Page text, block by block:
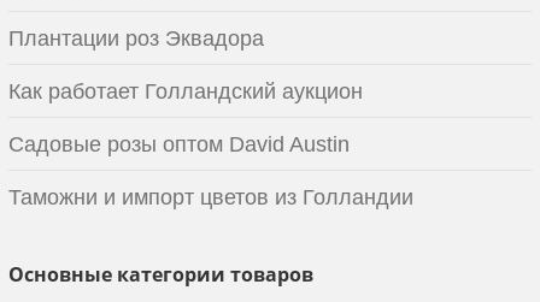
Плантации роз Эквадора
Как работает Голландский аукцион
Садовые розы оптом David Austin
Таможни и импорт цветов из Голландии
Основные категории товаров